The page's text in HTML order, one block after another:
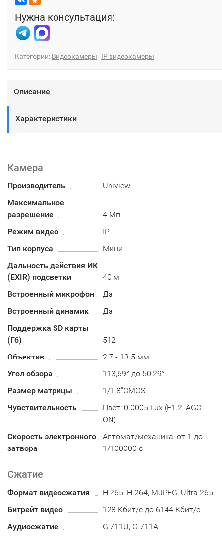
Нужна консультация:
Категории: Видеокамеры IP видеокамеры
Описание
Характеристики
Камера
Производитель
Uniview
Максимальное
разрешение
4 Мп
Режим видео
IP
Тип корпуса
Мини
Дальность действия ИК
(EXIR) подсветки
40 м
Встроенный микрофон
Да
Встроенный динамик
Да
Поддержка SD карты
(Гб)
512
Объектив
2.7 - 13.5 мм
Угол обзора
113,69° до 50,29°
Размер матрицы
1/1.8"CMOS
Чувствительность
Цвет: 0.0005 Lux (F1.2, AGC
ON)
Скорость электронного
затвора
Автомат/механика, от 1 до
1/100000 с
Сжатие
Формат видеосжатия
H.265, H.264, MJPEG, Ultra 265
Битрейт видео
128 Кбит/с до 6144 Кбит/с
Аудиосжатие
G.711U, G.711A